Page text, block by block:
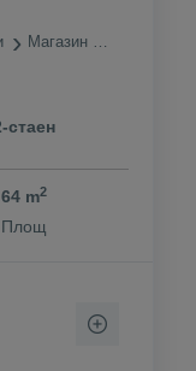
Магазин ЛИДЛ
стаен
64 m2
Площ